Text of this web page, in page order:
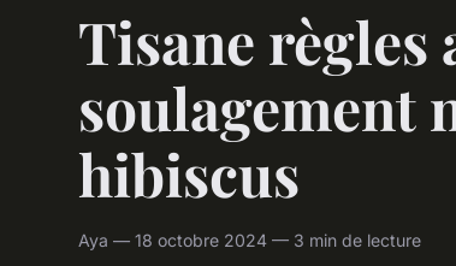
Tisane règles
soulagement
hibiscus
Aya — 18 octobre 2024 — 3 min de lecture